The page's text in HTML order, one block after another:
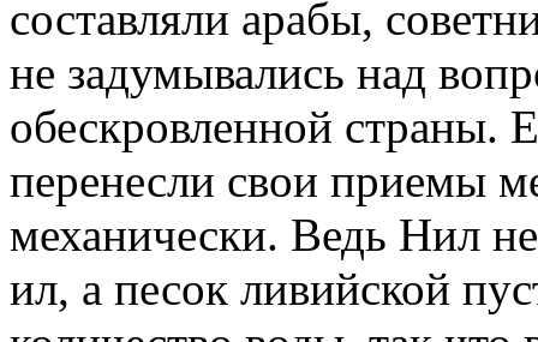
составляли арабы,
не задумывались над
обескровленной страны.
перенесли свои приемы
механически. Ведь Нил
ил, а песок ливийской